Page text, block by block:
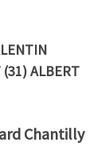
(31) ALBERT
Chantilly